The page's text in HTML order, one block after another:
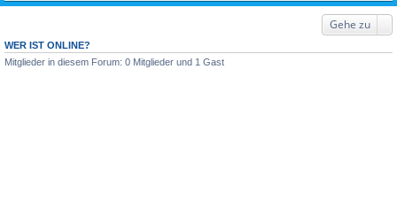
Gehe zu
WER IST ONLINE?
Mitglieder in diesem Forum: 0 Mitglieder und 1 Gast